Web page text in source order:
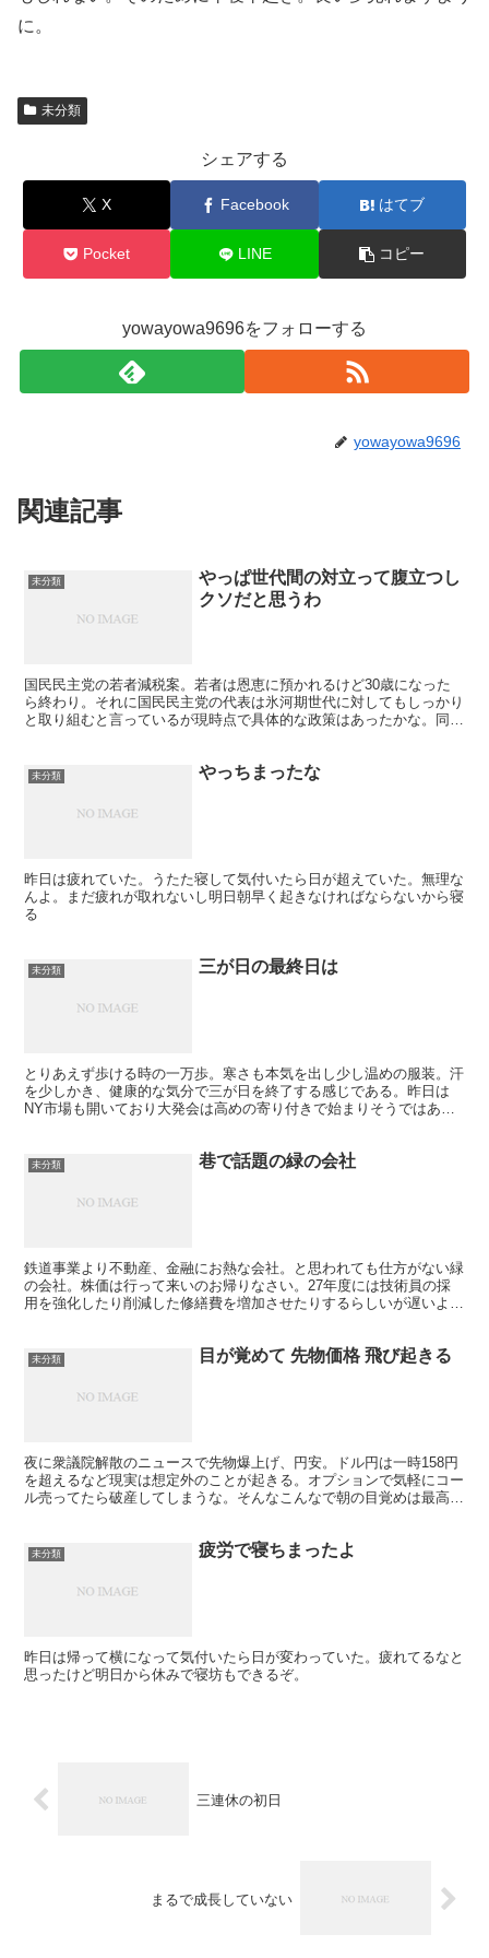
に。
未分類
シェアする
X Facebook はてブ
Pocket LINE コピー
yowayowa9696をフォローする
yowayowa9696
関連記事
未分類
やっぱ世代間の対立って腹立つし
クソだと思うわ
国民民主党の若者減税案。若者は恩恵に預かれるけど30歳になった
ら終わり。それに国民民主党の代表は氷河期世代に対してもしっかり
と取り組むと言っているが現時点で具体的な政策はあったかな。同時
未分類 やっちまったな
昨日は疲れていた。うたた寝して気付いたら日が超えていた。無理な
んよ。まだ疲れが取れないし明日朝早く起きなければならないから寝
る
未分類 三が日の最終日は
とりあえず歩ける時の一万歩。寒さも本気を出し少し温めの服装。汗
を少しかき、健康的な気分で三が日を終了する感じである。昨日は
NY市場も開いており大発会は高めの寄り付きで始まりそうではあ
未分類 巷で話題の緑の会社
鉄道事業より不動産、金融にお熱な会社。と思われても仕方がない緑
の会社。株価は行って来いのお帰りなさい。27年度には技術員の採
用を強化したり削減した修繕費を増加させたりするらしいが遅いよ
未分類 目が覚めて 先物価格 飛び起きる
夜に衆議院解散のニュースで先物爆上げ、円安。ドル円は一時158円
を超えるなど現実は想定外のことが起きる。オプションで気軽にコー
ル売ってたら破産してしまうな。そんなこんなで朝の目覚めは最高だ
未分類 疲労で寝ちまったよ
昨日は帰って横になって気付いたら日が変わっていた。疲れてるなと
思ったけど明日から休みで寝坊もできるぞ。
三連休の初日
まるで成長していない